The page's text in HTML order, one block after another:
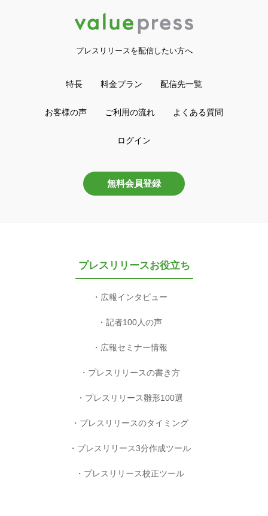
プレスリリースを配信したい方へ
特長 料金プラン 配信先一覧
お客様の声 ご利用の流れ よくある質問
ログイン
無料会員登録
プレスリリースお役立ち
広報インタビュー
記者100人の声
広報セミナー情報
プレスリリースの書き方
プレスリリース雛形100選
プレスリリースのタイミング
プレスリリース3分作成ツール
プレスリリース校正ツール